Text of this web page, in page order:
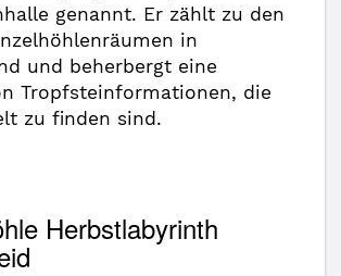
genannt. Er zählt zu den
in
und beherbergt eine
Tropfsteinformationen, die
zu finden sind.
Herbstlabyrinth